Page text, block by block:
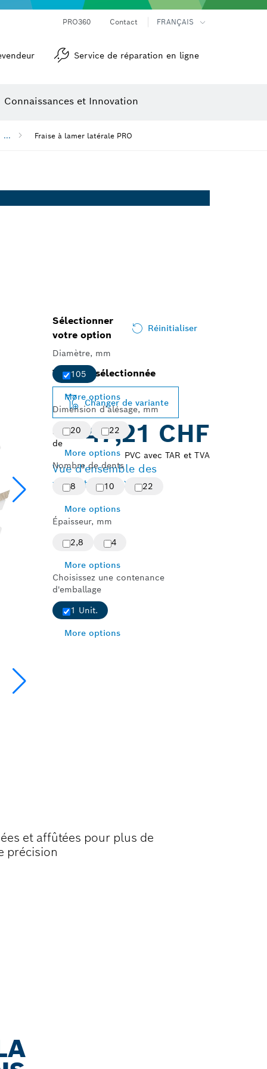
PRO360 Contact FRANÇAIS
Service de réparation en ligne
Connaissances et Innovation
... Fraise à lamer latérale PRO
Sélectionner
votre option
Réinitialiser
Diamètre, mm
105
More options
Dimension d’alésage, mm
20
22
More options
Nombre de dents
8
10 22
More options
Épaisseur, mm
2,8
4
More options
Choisissez une contenance
d'emballage
1 Unit.
More options
Variante sélectionnée
Changer de variante
à partir
de
47,21 CHF
PVC avec TAR et TVA
Vue d'ensemble des
variantes(4)
et affûtées pour plus de
précision